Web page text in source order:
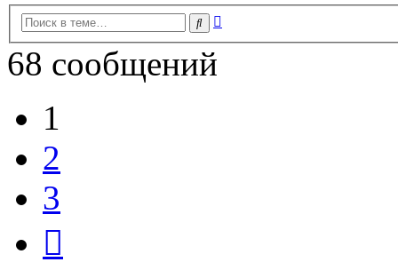
Поиск
68 сообщений
1
2
3